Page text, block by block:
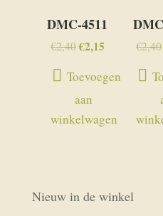
DMC-4511
€2,40Oorspronkelijke
was:
€2,40.
€2,15Huidige
is:
Toevoegen
aan
winkelwagen
€2,40
Nieuw in de winkel